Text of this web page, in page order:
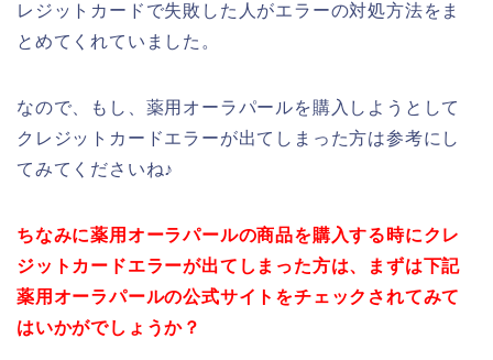
レジットカードで失敗した人がエラーの対処方法をま
とめてくれていました。
なので、もし、薬用オーラパールを購入しようとして
クレジットカードエラーが出てしまった方は参考にし
てみてくださいね♪
ちなみに薬用オーラパールの商品を購入する時にクレ
ジットカードエラーが出てしまった方は、まずは下記
薬用オーラパールの公式サイトをチェックされてみて
はいかがでしょうか？